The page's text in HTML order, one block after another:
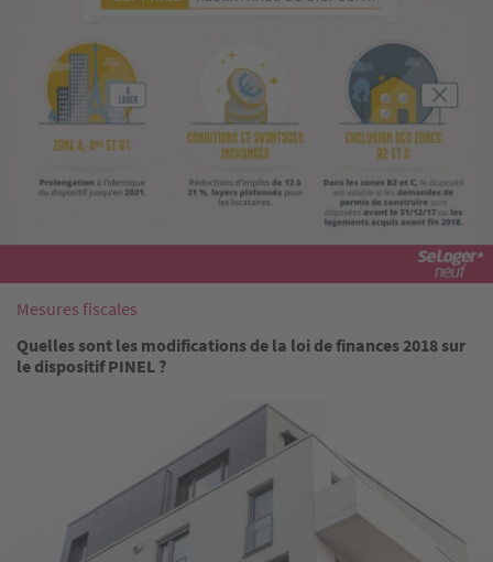
Mesures fiscales
Quelles sont les modifications de la loi de finances 2018 sur
le dispositif PINEL ?